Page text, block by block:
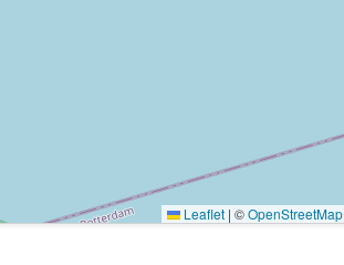
Leaflet | ©OpenStreetMap